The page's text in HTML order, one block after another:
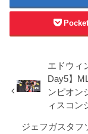
エドウィ
Day5】
ンピオン
ィスコン
ジェフガスタフ